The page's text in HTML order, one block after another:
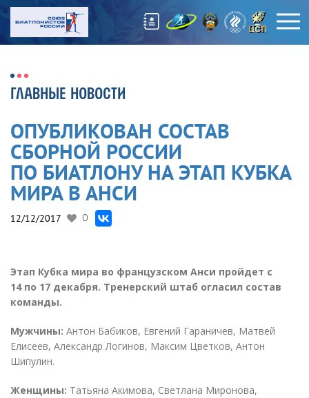
ГЛАВНЫЕ НОВОСТИ
ОПУБЛИКОВАН СОСТАВ
СБОРНОЙ РОССИИ
ПО БИАТЛОНУ НА ЭТАП КУБКА
МИРА В АНСИ
12/12/2017 0
Этап Кубка мира во французском Анси пройдет с
14 по 17 декабря. Тренерский штаб огласил состав
команды.
Мужчины: Антон Бабиков, Евгений Гараничев, Матвей
Елисеев, Александр Логинов, Максим Цветков, Антон
Шипулин.
Женщины: Татьяна Акимова, Светлана Миронова,